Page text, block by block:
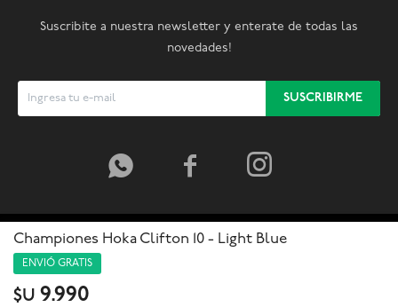
Championes Hoka Clifton 10 - Light Blue
ENVIÓ GRATIS
$U 9.990
Suscribite a nuestra newsletter y enterate de todas las
novedades!
SUSCRIBIRME
  